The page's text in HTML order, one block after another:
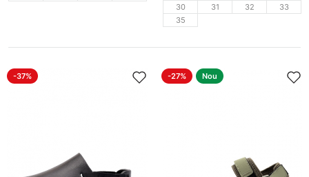
30
31 32
33
35
-37% -27% Nou